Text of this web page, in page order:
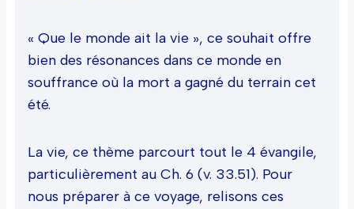
« Que le monde ait la vie », ce souhait offre
bien des résonances dans ce monde en
souffrance où la mort a gagné du terrain cet
été.
La vie, ce thème parcourt tout le 4 évangile,
particulièrement au Ch. 6 (v. 33.51). Pour
nous préparer à ce voyage, relisons ces